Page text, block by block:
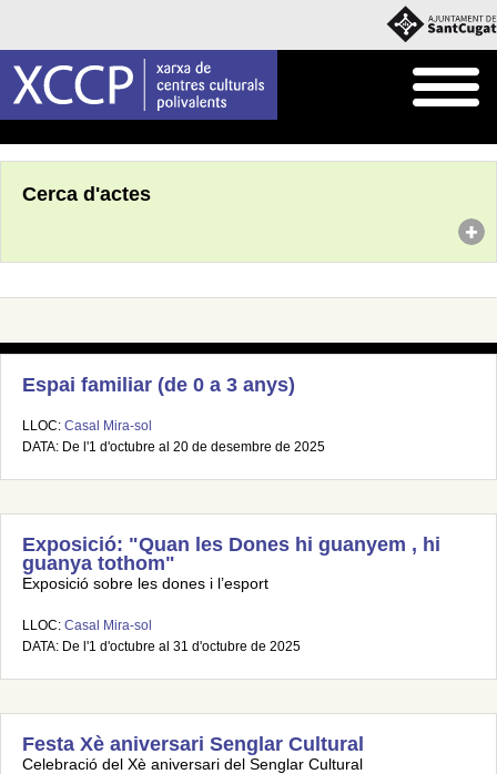
Cerca d'actes
Espai familiar (de 0 a 3 anys)
LLOC: Casal Mira-sol
DATA: De l'1 d'octubre al 20 de desembre de 2025
Exposició: "Quan les Dones hi guanyem , hi
guanya tothom"
Exposició sobre les dones i l’esport
LLOC: Casal Mira-sol
DATA: De l'1 d'octubre al 31 d'octubre de 2025
Festa Xè aniversari Senglar Cultural
Celebració del Xè aniversari del Senglar Cultural